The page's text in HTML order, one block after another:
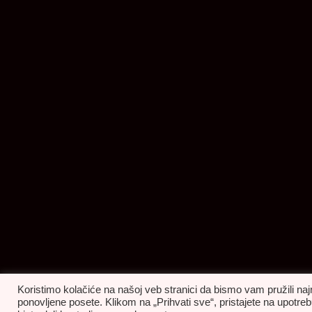
Koristimo kolačiće na našoj veb stranici da bismo vam pružili
ponovljene posete. Klikom na „Prihvati sve“, pristajete na